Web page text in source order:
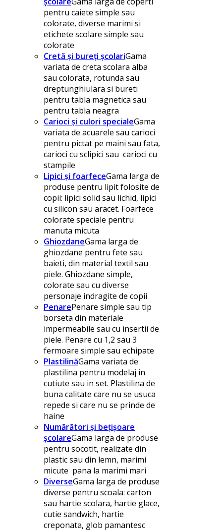
pentru caiete simple sau
colorate, diverse marimi si
etichete scolare simple sau
colorate
Cretă și bureți școlariGama
variata de creta scolara alba
sau colorata, rotunda sau
dreptunghiulara si bureti
pentru tabla magnetica sau
pentru tabla neagra
Carioci și culori specialeGama
variata de acuarele sau carioci
pentru pictat pe maini sau fata,
carioci cu sclipici sau carioci cu
stampile
Lipici și foarfeceGama larga de
produse pentru lipit folosite de
copii: lipici solid sau lichid, lipici
cu silicon sau aracet. Foarfece
colorate speciale pentru
manuta micuta
GhiozdaneGama larga de
ghiozdane pentru fete sau
baieti, din material textil sau
piele. Ghiozdane simple,
colorate sau cu diverse
personaje indragite de copii
PenarePenare simple sau tip
borseta din materiale
impermeabile sau cu insertii de
piele. Penare cu 1,2 sau 3
fermoare simple sau echipate
PlastilinăGama variata de
plastilina pentru modelaj in
cutiute sau in set. Plastilina de
buna calitate care nu se usuca
repede si care nu se prinde de
haine
Numărători și bețișoare
școlareGama larga de produse
pentru socotit, realizate din
plastic sau din lemn, marimi
micute pana la marimi mari
DiverseGama larga de produse
diverse pentru scoala: carton
sau hartie scolara, hartie glace,
cutie sandwich, hartie
creponata, glob pamantesc